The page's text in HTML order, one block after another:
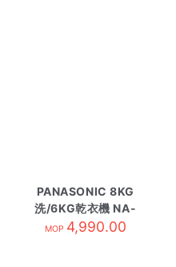
PANASONIC 8KG
洗/6KG乾衣機 NA-
S086S1
MOP 4,990.00